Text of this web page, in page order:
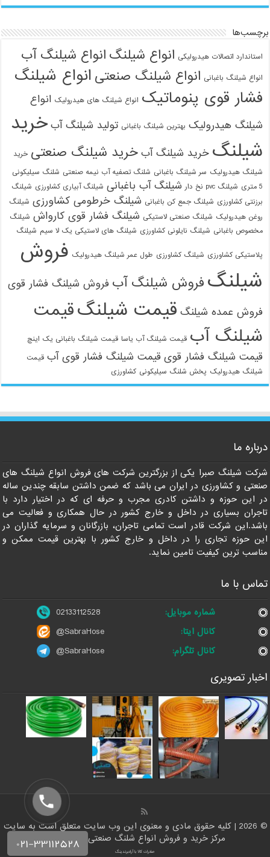
برچسب‌ها
استاندارد اتصالات هیدرولیکی انواع شیلنگ انواع شیلنگ آب
انواع شیلنگ باغبانی انواع شیلنگ صنعتی انواع شیلنگ
فشار قوی پنوماتیک انواع شیلنگ های هیدرولیک انواع
شیلنگ هیدرولیک بهترین شیلنگ باغبانی تولید شیلنگ آب خرید
شیلنگ خرید شیلنگ آب خرید شیلنگ صنعتی خرید
شیلنگ هیدرولیک سر شیلنگ باغبانی شلنگ تصفیه آب نیمه صنعتی شلنگ سیلیکونی
5 متری
شیلنگ pvc نخ دار شیلنگ آب باغبانی شیلنگ آبیاری کشاورزی شیلنگ
برزنتی کشاورزی شیلنگ جمع کن باغبانی شیلنگ خرطومی کشاورزی شیلنگ
روغن هیدرولیک شیلنگ صنعتی لاستیکی شیلنگ فشار قوی کارواش شیلنگ
مخصوص باغبانی شیلنگ نایلونی کشاورزی شیلنگ های لاستیکی یک لا سیم شیلنگ
پلاستیکی کشاورزی شیلنگ کشاورزی طول عمر شیلنگ هیدرولیک فروش
شیلنگ فروش شیلنگ آب فروش شیلنگ فشار قوی
فروش عمده شیلنگ قیمت شیلنگقیمت
شیلنگ آب قیمت شیلنگ آب یاسا قیمت شیلنگ باغبانی یک اینچ
قیمت شیلنگ فشار قوی قیمت شیلنگ فشار قوی آب قیمت
شیلنگ هیدرولیک پخش شلنگ سیلیکونی کشاورزی
درباره ما
شرکت شیلنگ صبرا یکی از بزرگترین شرکت های فروش انواع شیلنگ های
صنعتی و کشاورزی در ایران می باشد که ضمن داشتن سابقه چندین ساله
در این حوزه و داشتن کادری مجرب و حرفه ای که در اختیار دارد با
تاجران بسیاری در داخل و خارج کشور در حال همکاری و فعالیت می
باشد.این شرکت قادر است تمامی تاجران، بازرگانان و سرمایه گذاران در
این حوزه تجاری را در داخل و خارج کشور با بهترین قیمت ممکن و
مناسب ترین کیفیت تامین نماید.
تماس با ما
شماره موبایل:
02133112528
کانال ایتا:
@SabraHose
کانال تلگرام:
@SabraHose
اخبار تصویری
© 2026 | کلیه حقوق مادی و معنوی این وب سایت متعلق است به سایت
مرکز خرید و فروش انواع شلنگ صنعتی | شلنگ من
صادرات کالا با آرادبرندینگ